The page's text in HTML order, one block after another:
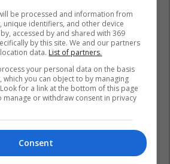
be processed and information from
unique identifiers, and other device
accessed by and shared with 369
by this site. We and our partners
data. List of partners.
your personal data on the basis
which you can object to by managing
for a link at the bottom of this page
manage or withdraw consent in privacy
Consent